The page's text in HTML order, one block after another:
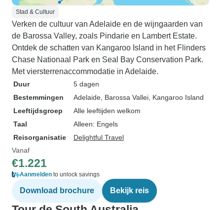
Stad & Cultuur
Verken de cultuur van Adelaide en de wijngaarden van
de Barossa Valley, zoals Pindarie en Lambert Estate.
Ontdek de schatten van Kangaroo Island in het Flinders
Chase Nationaal Park en Seal Bay Conservation Park.
Met viersterrenaccommodatie in Adelaide.
Duur
5 dagen
Bestemmingen
Adelaide , Barossa Vallei , Kangaroo Island
Leeftijdsgroep
Alle leeftijden welkom
Taal
Alleen: Engels
Reisorganisatie
Delightful Travel
Vanaf
€1.221
Aanmelden to unlock savings
Download brochure Bekijk reis